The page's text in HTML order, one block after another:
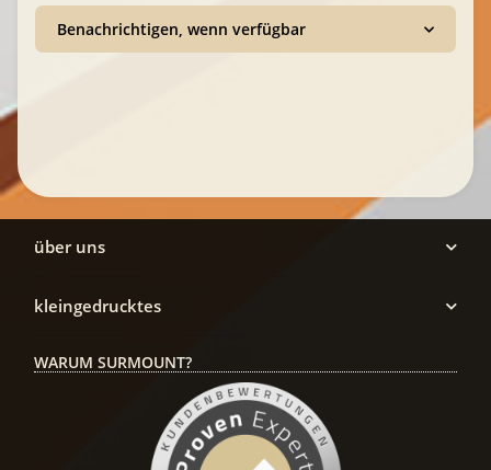
Benachrichtigen, wenn verfügbar
über uns
kleingedrucktes
WARUM SURMOUNT?